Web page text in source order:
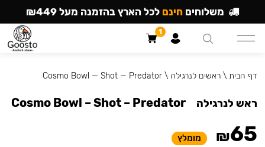
דף הבית \ראשים לנרגילה \
Cosmo Bowl — Shot — Predator
ראש לנרגילה Cosmo Bowl – Shot – Predator
₪65 מומלץ
משלוחים חינם לכל הארץ בהזמנה מעל ₪449
1